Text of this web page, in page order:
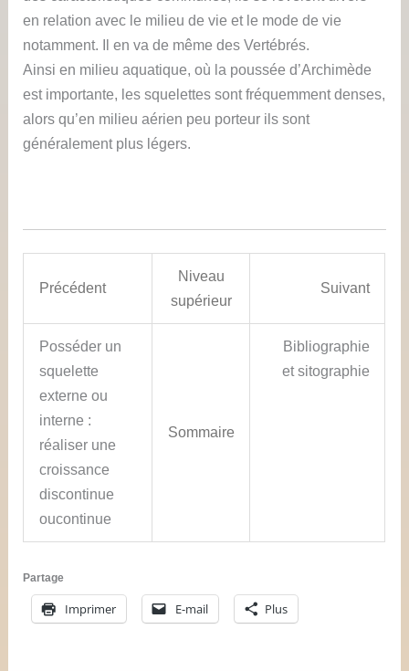
en relation avec le milieu de vie et le mode de vie
notamment. Il en va de même des Vertébrés.
Ainsi en milieu aquatique, où la poussée d’Archimède
est importante, les squelettes sont fréquemment denses,
alors qu’en milieu aérien peu porteur ils sont
généralement plus légers.
Précédent
Niveau
supérieur
Suivant
Posséder un
squelette
externe ou
interne :
réaliser une
croissance
discontinue
oucontinue
Sommaire
Bibliographie
et sitographie
Partage
Imprimer E-mail Plus